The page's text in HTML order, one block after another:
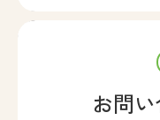
お問